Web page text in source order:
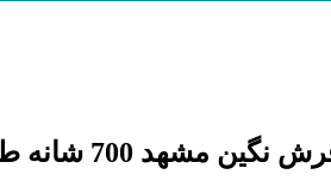
نگین مشهد 700 شانه طرح 2624 طوسی